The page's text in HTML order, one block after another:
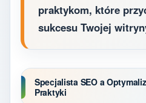
praktykom, które
sukcesu Twojej
Specjalista SEO a
Praktyki